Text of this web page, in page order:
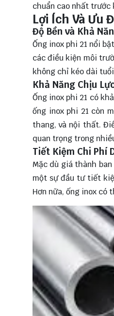
chuẩn cao nhất
Lợi Ích Và Ưu
Độ Bền và Khả
Ống inox phi 21 nổi
các điều kiện môi
không chỉ kéo dài
Khả Năng Chịu
Ống inox phi 21 có
ống inox phi 21 còn
thang, và nội thất.
quan trọng trong
Tiết Kiệm Chi Phí
Mặc dù giá thành
một sự đầu tư tiết
Hơn nữa, ống inox có